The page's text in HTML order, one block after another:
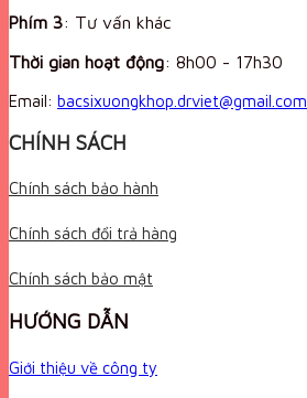
Phím 3: Tư vấn khác
Thời gian hoạt động: 8h00 - 17h30
Email: bacsixuongkhop.drviet@gmail.com
CHÍNH SÁCH
Chính sách bảo hành
Chính sách đổi trả hàng
Chính sách bảo mật
HƯỚNG DẪN
Giới thiệu về công ty